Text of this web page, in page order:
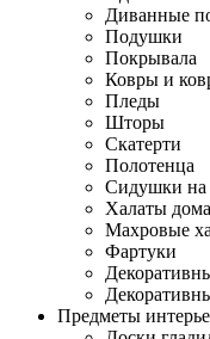
Диванные
Подушки
Покрывала
Ковры и
Пледы
Шторы
Скатерти
Полотенца
Сидушки на
Халаты
Махровые
Фартуки
Предметы